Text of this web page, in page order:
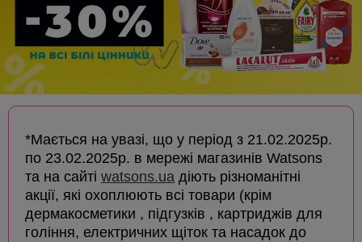
*Мається на увазі, що у період з 21.02.2025р.
по 23.02.2025р. в мережі магазинів Watsons
та на сайті watsons.ua діють різноманітні
акції, які охоплюють всі товари (крім
дермакосметики , підгузків , картриджів для
гоління, електричних щіток та насадок до